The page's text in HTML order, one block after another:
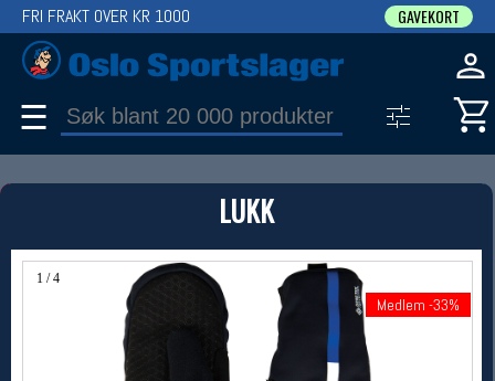
LUKK
1 / 4
Medlem -33%
FRI FRAKT OVER KR 1000 GAVEKORT
☰
PRODUKT
Produkter (1)
Bruk filter til å spisse søket